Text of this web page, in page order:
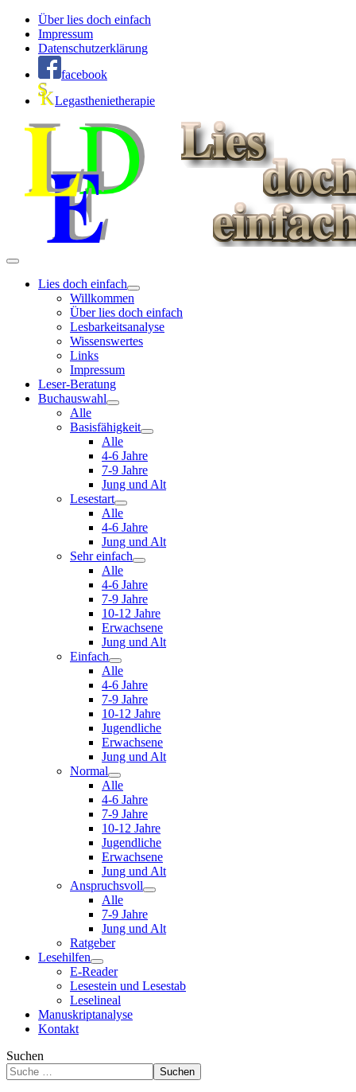
Über lies doch einfach
Impressum
Datenschutzerklärung
facebook
Legasthenietherapie
Lies doch einfach
Willkommen
Über lies doch einfach
Lesbarkeitsanalyse
Wissenswertes
Links
Impressum
Leser-Beratung
Buchauswahl
Alle
Basisfähigkeit
Alle
4-6 Jahre
7-9 Jahre
Jung und Alt
Lesestart
Alle
4-6 Jahre
Jung und Alt
Sehr einfach
Alle
4-6 Jahre
7-9 Jahre
10-12 Jahre
Erwachsene
Jung und Alt
Einfach
Alle
4-6 Jahre
7-9 Jahre
10-12 Jahre
Jugendliche
Erwachsene
Jung und Alt
Normal
Alle
4-6 Jahre
7-9 Jahre
10-12 Jahre
Jugendliche
Erwachsene
Jung und Alt
Anspruchsvoll
Alle
7-9 Jahre
Jung und Alt
Ratgeber
Lesehilfen
E-Reader
Lesestein und Lesestab
Leselineal
Manuskriptanalyse
Kontakt
Suchen
Suchen